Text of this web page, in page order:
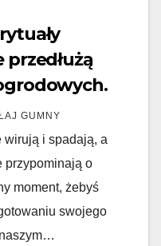
GUMNY
i spadają, a
przypominają o
moment, żebyś
swojego